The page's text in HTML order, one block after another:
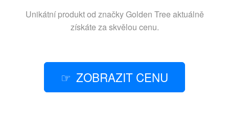
Unikátní produkt od značkyGolden Tree aktuálně
získáte za skvělou cenu.
ZOBRAZIT CENU